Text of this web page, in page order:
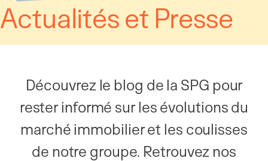
Actualités et Presse
Découvrez le blog de la SPG pour
rester informé sur les évolutions du
marché immobilier et les coulisses
de notre groupe. Retrouvez nos